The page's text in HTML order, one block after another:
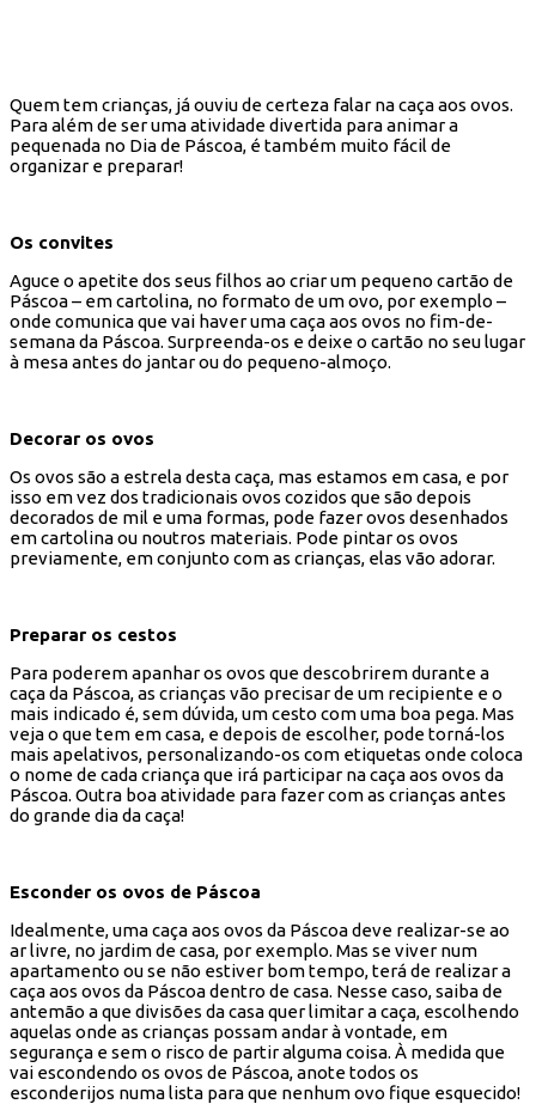
Quem tem crianças, já ouviu de certeza falar na caça aos ovos.
Para além de ser uma atividade divertida para animar a
pequenada no Dia de Páscoa, é também muito fácil de
organizar e preparar!
Os convites
Aguce o apetite dos seus filhos ao criar um pequeno cartão de
Páscoa – em cartolina, no formato de um ovo, por exemplo –
onde comunica que vai haver uma caça aos ovos no fim-de-
semana da Páscoa. Surpreenda-os e deixe o cartão no seu lugar
à mesa antes do jantar ou do pequeno-almoço.
Decorar os ovos
Os ovos são a estrela desta caça, mas estamos em casa, e por
isso em vez dos tradicionais ovos cozidos que são depois
decorados de mil e uma formas, pode fazer ovos desenhados
em cartolina ou noutros materiais. Pode pintar os ovos
previamente, em conjunto com as crianças, elas vão adorar.
Preparar os cestos
Para poderem apanhar os ovos que descobrirem durante a
caça da Páscoa, as crianças vão precisar de um recipiente e o
mais indicado é, sem dúvida, um cesto com uma boa pega. Mas
veja o que tem em casa, e depois de escolher, pode torná-los
mais apelativos, personalizando-os com etiquetas onde coloca
o nome de cada criança que irá participar na caça aos ovos da
Páscoa. Outra boa atividade para fazer com as crianças antes
do grande dia da caça!
Esconder os ovos de Páscoa
Idealmente, uma caça aos ovos da Páscoa deve realizar-se ao
ar livre, no jardim de casa, por exemplo. Mas se viver num
apartamento ou se não estiver bom tempo, terá de realizar a
caça aos ovos da Páscoa dentro de casa. Nesse caso, saiba de
antemão a que divisões da casa quer limitar a caça, escolhendo
aquelas onde as crianças possam andar à vontade, em
segurança e sem o risco de partir alguma coisa. À medida que
vai escondendo os ovos de Páscoa, anote todos os
esconderijos numa lista para que nenhum ovo fique esquecido!